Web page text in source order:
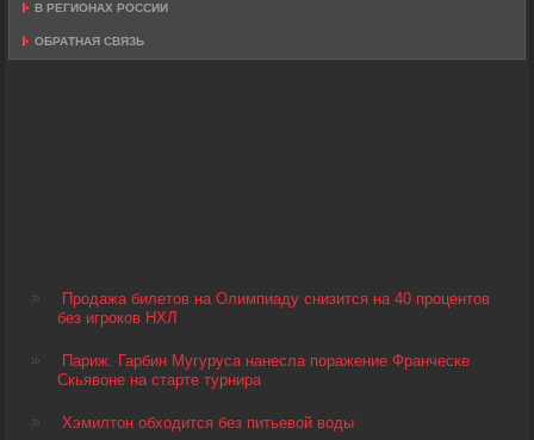
В РЕГИОНАХ РОССИИ
ОБРАТНАЯ СВЯЗЬ
Продажа билетов на Олимпиаду снизится на 40 процентов
без игроков НХЛ
Париж. Гарбин Мугуруса нанесла поражение Франческе
Скьявоне на старте турнира
Хэмилтон обходится без питьевой воды